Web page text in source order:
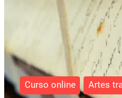
Curso online
Artes